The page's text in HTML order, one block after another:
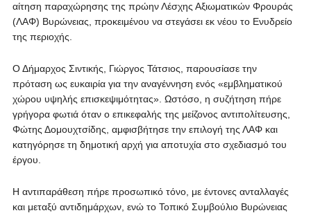
αίτηση παραχώρησης της πρώην Λέσχης Αξιωματικών Φρουράς
(ΛΑΦ) Βυρώνειας, προκειμένου να στεγάσει εκ νέου το Ενυδρείο
της περιοχής.
Ο Δήμαρχος Σιντικής, Γιώργος Τάτσιος, παρουσίασε την
πρόταση ως ευκαιρία για την αναγέννηση ενός «εμβληματικού
χώρου υψηλής επισκεψιμότητας». Ωστόσο, η συζήτηση πήρε
γρήγορα φωτιά όταν ο επικεφαλής της μείζονος αντιπολίτευσης,
Φώτης Δομουχτσίδης, αμφισβήτησε την επιλογή της ΛΑΦ και
κατηγόρησε τη δημοτική αρχή για αποτυχία στο σχεδιασμό του
έργου.
Η αντιπαράθεση πήρε προσωπικό τόνο, με έντονες ανταλλαγές
και μεταξύ αντιδημάρχων, ενώ το Τοπικό Συμβούλιο Βυρώνειας